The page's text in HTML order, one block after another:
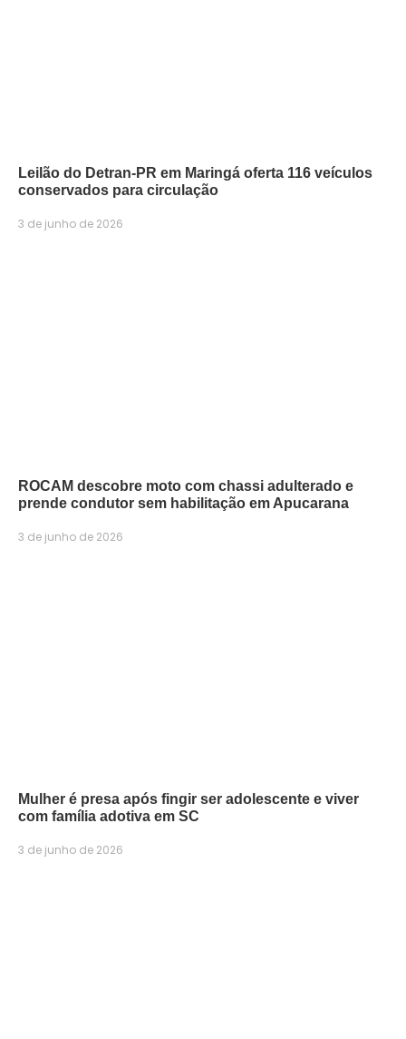
Leilão do Detran-PR em Maringá oferta 116 veículos
conservados para circulação
3 de junho de 2026
ROCAM descobre moto com chassi adulterado e
prende condutor sem habilitação em Apucarana
3 de junho de 2026
Mulher é presa após fingir ser adolescente e viver
com família adotiva em SC
3 de junho de 2026